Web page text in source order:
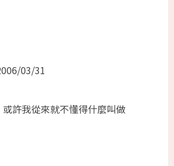
03/31
許我從來就不懂得什麼叫做